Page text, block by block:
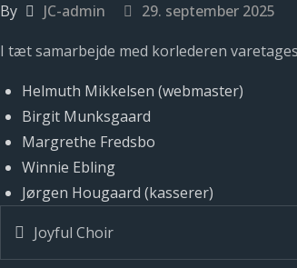
By JC-admin
29. september 2025
I tæt samarbejde med korlederen
Helmuth Mikkelsen (webmaster)
Birgit Munksgaard
Margrethe Fredsbo
Winnie Ebling
Jørgen Hougaard (kasserer)
Joyful Choir